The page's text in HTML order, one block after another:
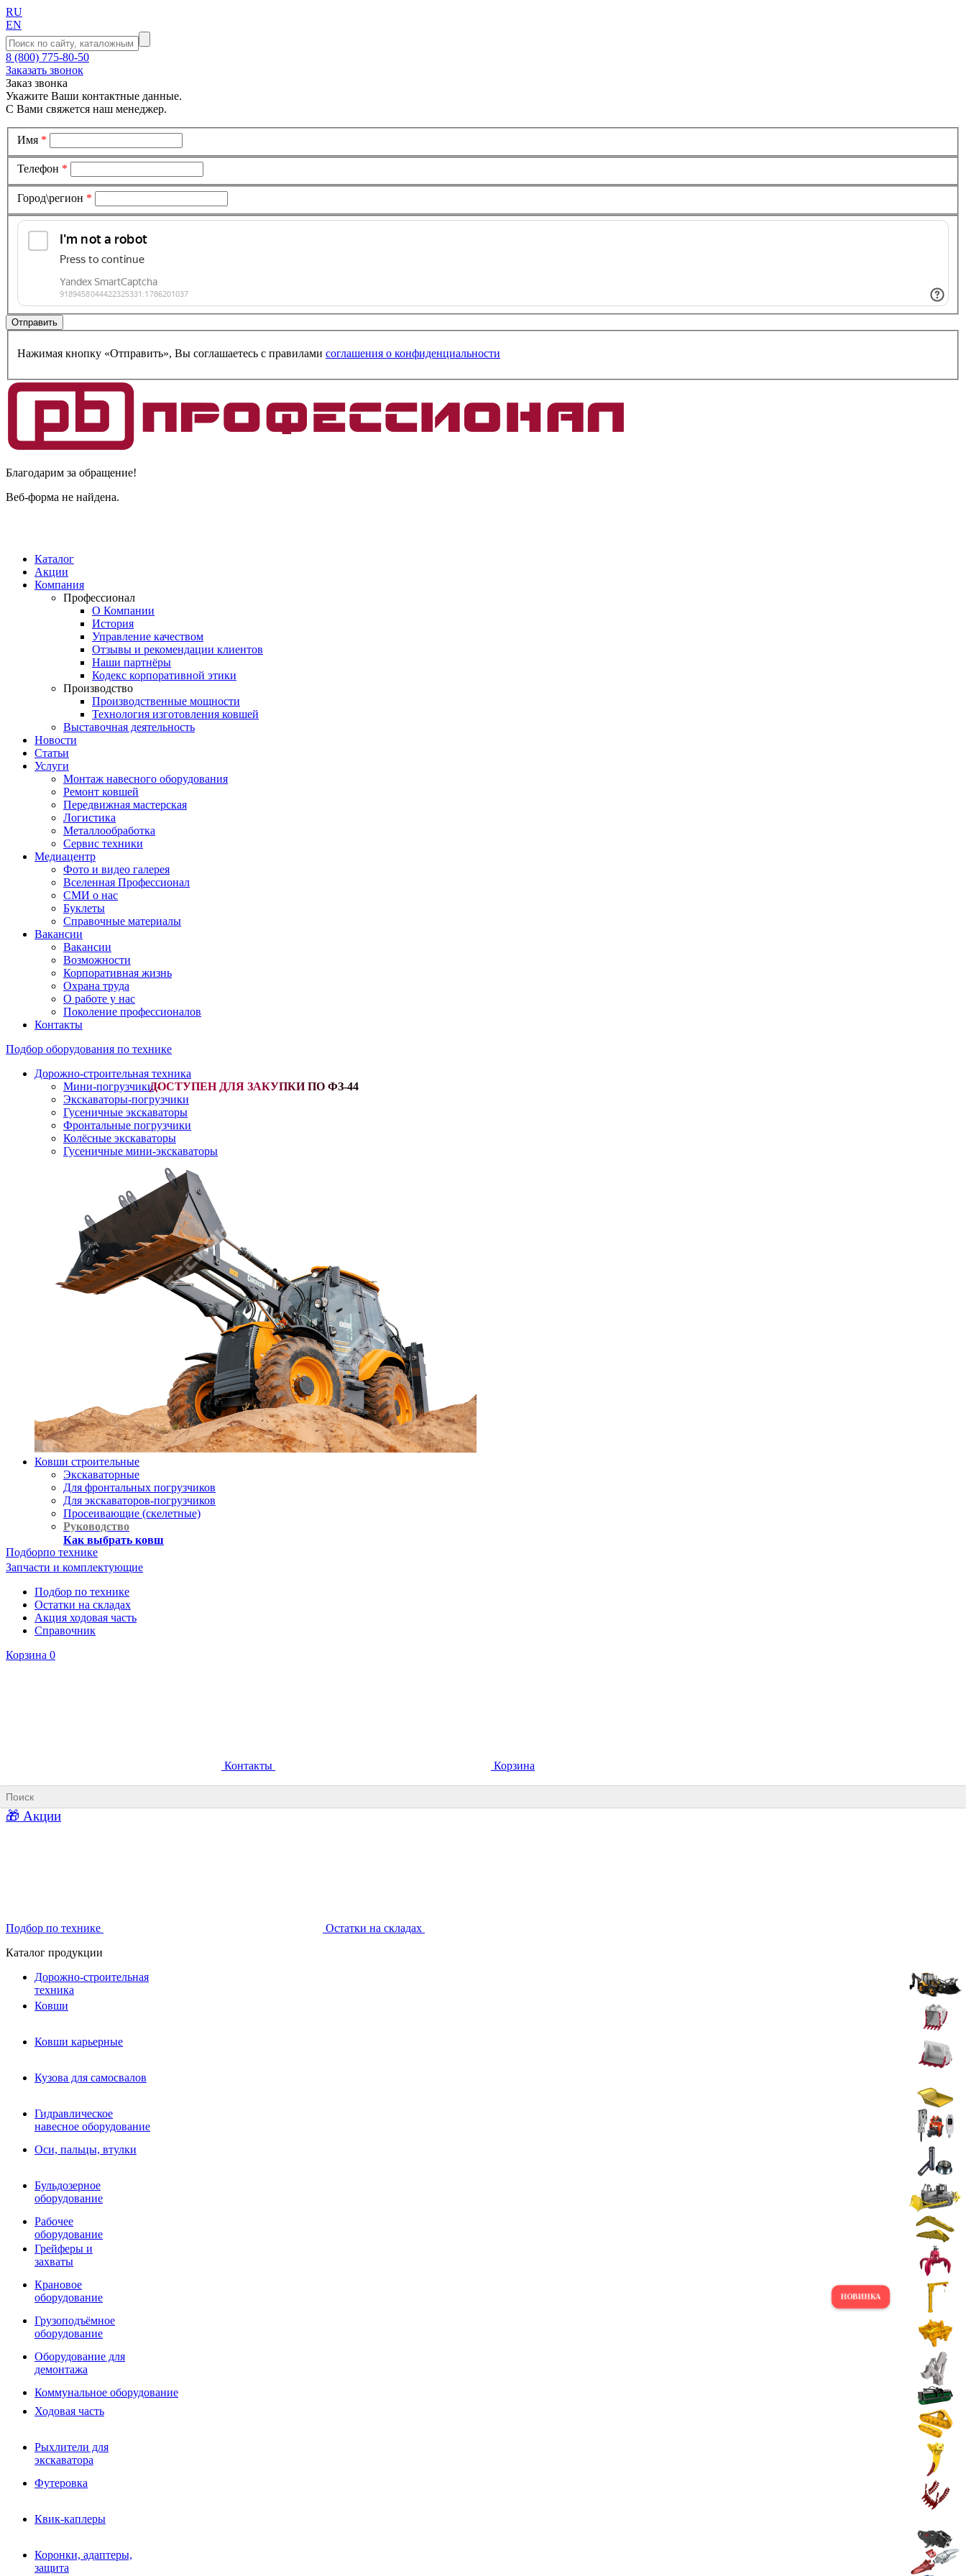
RU
EN
8 (800) 775-80-50
Заказать звонок
Заказ звонка
Укажите Ваши контактные данные.
С Вами свяжется наш менеджер.
Имя *
Телефон *
Город\регион *
Нажимая кнопку «Отправить», Вы соглашаетесь c правилами соглашения о конфиденциальности
Благодарим за обращение!
Веб-форма не найдена.
Каталог
Акции
Компания
Профессионал
О Компании
История
Управление качеством
Отзывы и рекомендации клиентов
Наши партнёры
Кодекс корпоративной этики
Производство
Производственные мощности
Технология изготовления ковшей
Выставочная деятельность
Новости
Статьи
Услуги
Монтаж навесного оборудования
Ремонт ковшей
Передвижная мастерская
Логистика
Металлообработка
Сервис техники
Медиацентр
Фото и видео галерея
Вселенная Профессионал
СМИ о нас
Буклеты
Справочные материалы
Вакансии
Вакансии
Возможности
Корпоративная жизнь
Охрана труда
О работе у нас
Поколение профессионалов
Контакты
Подбор оборудования по технике
Дорожно-строительная техника
Мини-погрузчики-
Экскаваторы-погрузчики
Гусеничные экскаваторы
Фронтальные погрузчики
Колёсные экскаваторы
Гусеничные мини-экскаваторы
Ковши строительные
Экскаваторные
Для фронтальных погрузчиков
Для экскаваторов-погрузчиков
Просеивающие (скелетные)
Руководство
Как выбрать ковш
Ковши для фронтальных погрузчиков
Гидравлическое навесное
оборудование
Гидробуры и шнеки
Вибротрамбовки
Навесные дорожные фрезы
Виброрипперы
Ковши дробильные щековые
Ковши дробильные роторные
Сортировочные ковши барабанные
Сортировочные ковши вальцовые
Фрезы роторные
Фрезы дисковые
Траншеекопатели
Просеивающие ковши для фронтальных погрузчиков
Распределители асфальта
Переходные плиты
Гидроразводка
РВД
Сваерезки
Как выбрать гидромолот
Подборпо технике
Запчасти и комплектующие
Подбор по технике
Остатки на складах
Акция ходовая часть
Справочник
Корзина 0
Контакты Корзина
🎁 Акции
Подбор по технике
Остатки на складах
Каталог продукции
Дорожно-строительная
техника
Ковши
Ковши карьерные
Кузова для самосвалов
Гидравлическое
навесное оборудование
Оси, пальцы, втулки
Бульдозерное
оборудование
Рабочее
оборудование
Грейферы и
захваты
Крановое
оборудование
Грузоподъёмное
оборудование
Оборудование для
демонтажа
Коммунальное оборудование
Ходовая часть
Рыхлители для
экскаватора
Футеровка
Квик-каплеры
Коронки, адаптеры,
защита